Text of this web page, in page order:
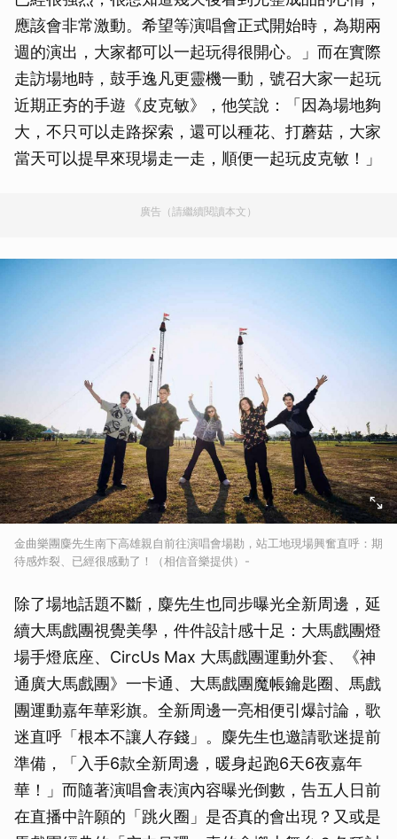
應該會非常激動。希望等演唱會正式開始時，為期兩
週的演出，大家都可以一起玩得很開心。」而在實際
走訪場地時，鼓手逸凡更靈機一動，號召大家一起玩
近期正夯的手遊《皮克敏》，他笑說：「因為場地夠
大，不只可以走路探索，還可以種花、打蘑菇，大家
當天可以提早來現場走一走，順便一起玩皮克敏！」
廣告（請繼續閱讀本文）
金曲樂團麋先生南下高雄親自前往演唱會場勘，站工地現場興奮直呼：期
待感炸裂、已經很感動了！（相信音樂提供）-
除了場地話題不斷，麋先生也同步曝光全新周邊，延
續大馬戲團視覺美學，件件設計感十足：大馬戲團燈
場手燈底座、CircUs Max 大馬戲團運動外套、《神
通廣大馬戲團》一卡通、大馬戲團魔帳鑰匙圈、馬戲
團運動嘉年華彩旗。全新周邊一亮相便引爆討論，歌
迷直呼「根本不讓人存錢」。麋先生也邀請歌迷提前
準備，「入手6款全新周邊，暖身起跑6天6夜嘉年
華！」而隨著演唱會表演內容曝光倒數，告五人日前
在直播中許願的「跳火圈」是否真的會出現？又或是